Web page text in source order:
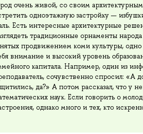
очень живой, со своим
одноэтажную застройку —
Есть интересные архитектурные
традиционные орнаменты
продвижением коми культуры,
внимание и высокий уровень
капитала. Например, один из
сочувственно спросил: «А
да?» А потом рассказал, что у
наук. Если говорить о
однако много и тех, кто